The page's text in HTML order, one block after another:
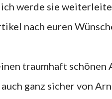
werde sie
nach euren
ganz sicher von